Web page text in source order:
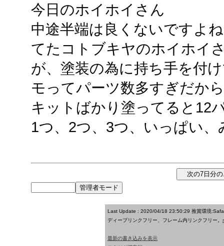
今日のホイホイさん
中途半端は良くないですよ
てたコトブキヤのホイホイ
が、塗装の為に持ち手を付
モってパーツ数多すぎだか
キットばかり塗ってると12
1つ、2つ、3つ、いっぱい、
Last Update : 2020/04/18 23:50:29 推賞環境
ディープリンクフリー、フレーム内リンクフリー。
最新の書き込みを表示